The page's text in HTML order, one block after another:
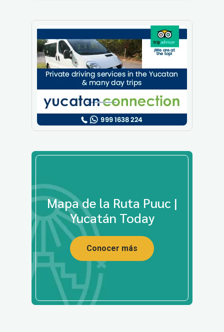
Mapa de la Ruta Puuc |
Yucatán Today
Conocer más